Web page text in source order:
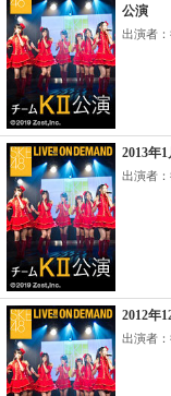
公演
出演者：
2013年
出演者：
2012年
出演者：